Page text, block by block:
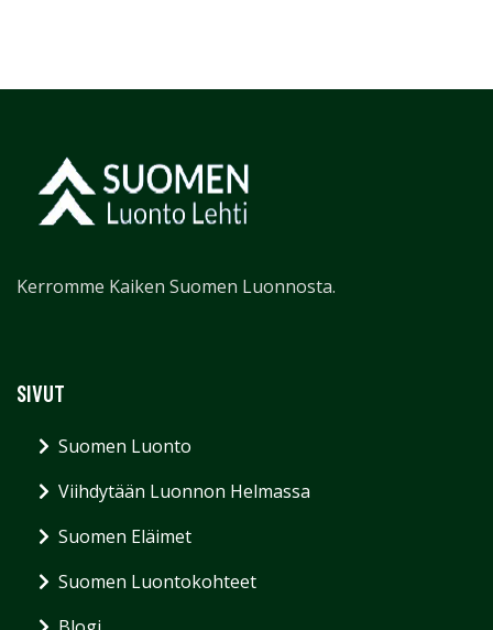
Kerromme Kaiken Suomen Luonnosta.
SIVUT
Suomen Luonto
Viihdytään Luonnon Helmassa
Suomen Eläimet
Suomen Luontokohteet